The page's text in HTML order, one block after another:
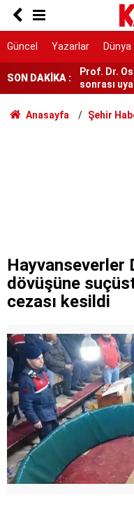
Güncel Yazarlar Dünya
SON DAKİKA :
30 ilde
sonrası uyarı
ulaştı
3 tonluk
AÖL açık
Anasayfa Şehir
Hayvanseverler
dövüşüne
cezası kesildi